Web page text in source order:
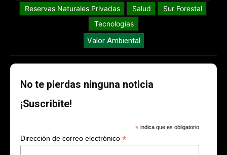
Reservas Naturales Privadas
Salud
Sur Forestal
Tecnologías
Valor Ambiental
No te pierdas ninguna noticia
¡Suscribite!
* indica que es obligatorio
Dirección de correo electrónico *